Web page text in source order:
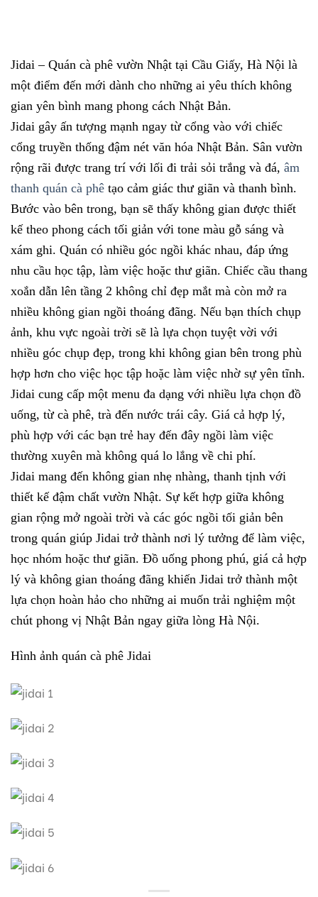
Jidai – Quán cà phê vườn Nhật tại Cầu Giấy, Hà Nội là
một điểm đến mới dành cho những ai yêu thích không
gian yên bình mang phong cách Nhật Bản.
Jidai gây ấn tượng mạnh ngay từ cổng vào với chiếc
cổng truyền thống đậm nét văn hóa Nhật Bản. Sân vườn
rộng rãi được trang trí với lối đi trải sỏi trắng và đá, âm
thanh quán cà phê tạo cảm giác thư giãn và thanh bình.
Bước vào bên trong, bạn sẽ thấy không gian được thiết
kế theo phong cách tối giản với tone màu gỗ sáng và
xám ghi. Quán có nhiều góc ngồi khác nhau, đáp ứng
nhu cầu học tập, làm việc hoặc thư giãn. Chiếc cầu thang
xoắn dẫn lên tầng 2 không chỉ đẹp mắt mà còn mở ra
nhiều không gian ngồi thoáng đãng. Nếu bạn thích chụp
ảnh, khu vực ngoài trời sẽ là lựa chọn tuyệt vời với
nhiều góc chụp đẹp, trong khi không gian bên trong phù
hợp hơn cho việc học tập hoặc làm việc nhờ sự yên tĩnh.
Jidai cung cấp một menu đa dạng với nhiều lựa chọn đồ
uống, từ cà phê, trà đến nước trái cây. Giá cả hợp lý,
phù hợp với các bạn trẻ hay đến đây ngồi làm việc
thường xuyên mà không quá lo lắng về chi phí.
Jidai mang đến không gian nhẹ nhàng, thanh tịnh với
thiết kế đậm chất vườn Nhật. Sự kết hợp giữa không
gian rộng mở ngoài trời và các góc ngồi tối giản bên
trong quán giúp Jidai trở thành nơi lý tưởng để làm việc,
học nhóm hoặc thư giãn. Đồ uống phong phú, giá cả hợp
lý và không gian thoáng đãng khiến Jidai trở thành một
lựa chọn hoàn hảo cho những ai muốn trải nghiệm một
chút phong vị Nhật Bản ngay giữa lòng Hà Nội.
Hình ảnh quán cà phê Jidai